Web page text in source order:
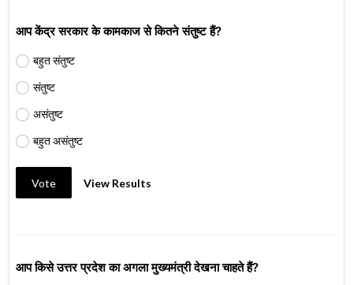
आप केंद्र सरकार के कामकाज से कितने संतुष्ट हैं?
बहुत संतुष्ट
संतुष्ट
असंतुष्ट
बहुत असंतुष्ट
Vote View Results
आप किसे उत्तर प्रदेश का अगला मुख्यमंत्री देखना चाहते हैं?